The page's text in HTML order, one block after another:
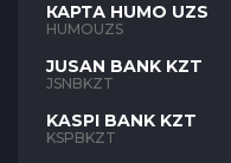
КАРТА HUMO UZS
HUMOUZS
JUSAN BANK KZT
JSNBKZT
KASPI BANK KZT
KSPBKZT